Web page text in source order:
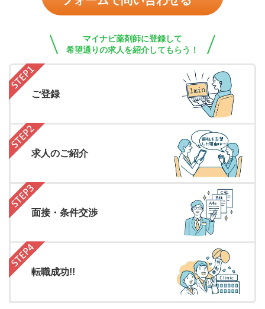
マイナビ薬剤師に登録して
希望通りの求人を紹介してもらう！
ご登録
求人のご紹介
面接・条件交渉
転職成功!!